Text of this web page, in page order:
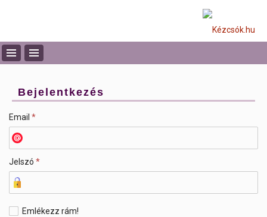
Bejelentkezés
Email *
Jelszó *
Emlékezz rám!